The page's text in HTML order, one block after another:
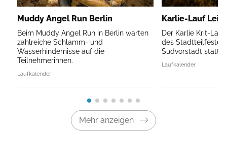
Muddy Angel Run Berlin
Beim Muddy Angel Run in Berlin warten
zahlreiche Schlamm- und
Wasserhindernisse auf die
Teilnehmerinnen.
Laufkalender
Karlie-Lauf
Der Karlie Krit-
des Stadtteilfestes
Südvorstadt statt.
Laufkalender
Mehr anzeigen